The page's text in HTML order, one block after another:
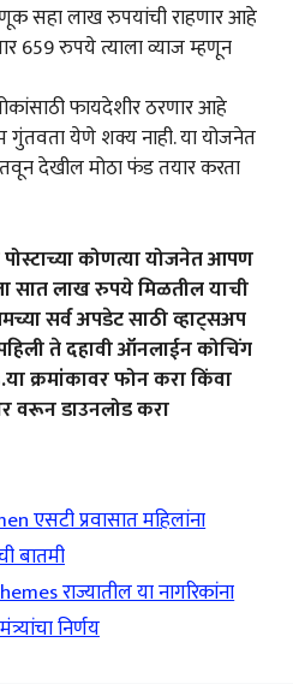
सहा लाख रुपयांची राहणार आहे
659 रुपये त्याला व्याज म्हणून
फायदेशीर ठरणार आहे
गुंतवता येणे शक्य नाही. या योजनेत
देखील मोठा फंड तयार करता
कोणत्या योजनेत आपण
सात लाख रुपये मिळतील याची
सर्व अपडेट साठी व्हाट्सअप
ते दहावी ऑनलाईन कोचिंग
क्रमांकावर फोन करा किंवा
वरून डाउनलोड करा
एसटी प्रवासात महिलांना
बातमी
राज्यातील या नागरिकांना
निर्णय